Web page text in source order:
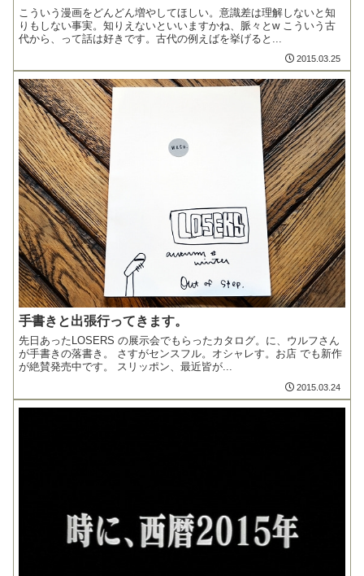
こういう漫画をどんどん増やしてほしい。意識差は理解しないと知
りもしない事実。知りえないといいますかね、脈々とw こういう古
代から、って話は好きです。古代の例えばを挙げると...
2015.03.25
手書きと出張行ってきます。
先日あったLOSERS の展示会でもらったカタログ。に、ウルフさん
が手書きの落書き。 さすがセンスフル。オシャレす。お店 でも新作
が絶賛発売中です。 スリッポン、最近皆が...
2015.03.24